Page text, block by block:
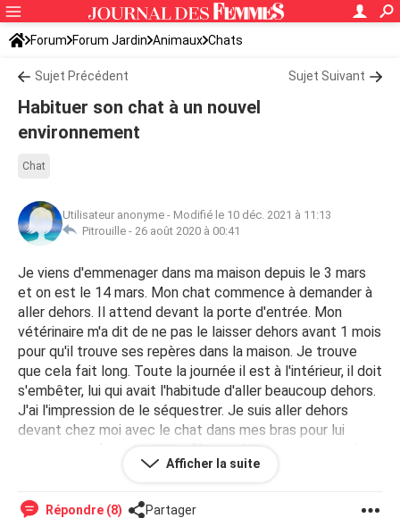
Forum Forum Jardin Animaux Chats
Sujet Précédent Sujet Suivant
Habituer son chat à un nouvel
environnement
Chat
Utilisateur anonyme - Modifié le 10 déc. 2021 à 11:13
Pitrouille - 26 août 2020 à 00:41
Je viens d'emmenager dans ma maison depuis le 3 mars
et on est le 14 mars. Mon chat commence à demander à
aller dehors. Il attend devant la porte d'entrée. Mon
vétérinaire m'a dit de ne pas le laisser dehors avant 1 mois
pour qu'il trouve ses repères dans la maison. Je trouve
que cela fait long. Toute la journée il est à l'intérieur, il doit
s'embêter, lui qui avait l'habitude d'aller beaucoup dehors.
J'ai l'impression de le séquestrer. Je suis aller dehors
devant chez moi avec le chat dans mes bras pour lui
montrer son futur territoire (il regardait partout avec de
gros yeux). Mais je ne sais pas si je peux le lâcher, j'ai peur
sais pas pourquoi, il se met à courir dans tous les sens
Afficher la suite
Répondre (8) Partager